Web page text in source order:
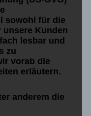
einiger
erledigten
&
sowohl für die
Kunden
lesbar und
zu
vorab die
erläutern.
anderem die